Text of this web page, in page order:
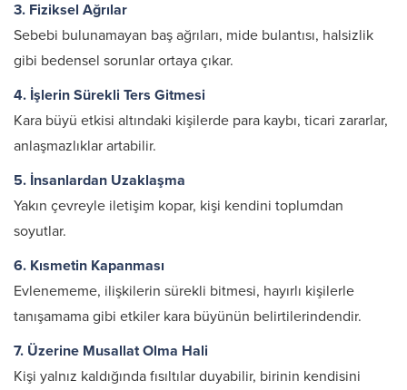
3. Fiziksel Ağrılar
Sebebi bulunamayan baş ağrıları, mide bulantısı, halsizlik
gibi bedensel sorunlar ortaya çıkar.
4. İşlerin Sürekli Ters Gitmesi
Kara büyü etkisi altındaki kişilerde para kaybı, ticari zararlar,
anlaşmazlıklar artabilir.
5. İnsanlardan Uzaklaşma
Yakın çevreyle iletişim kopar, kişi kendini toplumdan
soyutlar.
6. Kısmetin Kapanması
Evlenememe, ilişkilerin sürekli bitmesi, hayırlı kişilerle
tanışamama gibi etkiler kara büyünün belirtilerindendir.
7. Üzerine Musallat Olma Hali
Kişi yalnız kaldığında fısıltılar duyabilir, birinin kendisini